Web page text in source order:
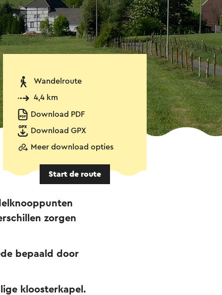
Wandelroute
4,4 km
Download PDF
Download GPX
Meer download opties
Start de route
zorgen
bepaald door
kloosterkapel.